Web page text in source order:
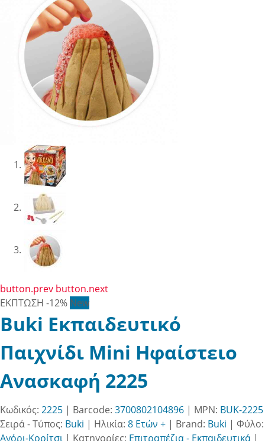
button.prev button.next
ΕΚΠΤΩΣΗ -12% New
Buki Εκπαιδευτικό
Παιχνίδι Mini Ηφαίστειο
Ανασκαφή 2225
Κωδικός: 2225 | Barcode: 3700802104896 | MPN: BUK-2225
Σειρά - Τύπος: Buki | Ηλικία: 8 Ετών + | Brand: Buki | Φύλο:
Αγόρι-Κορίτσι| Κατηγορίες: Επιτραπέζια - Εκπαιδευτικά |